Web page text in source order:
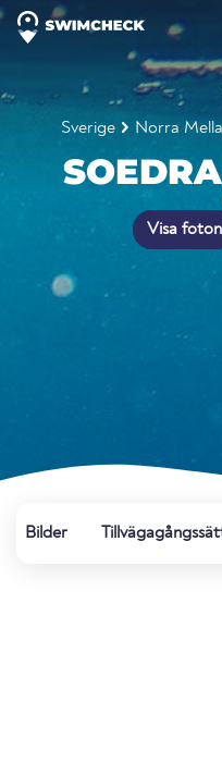
Sverige Norra
Visa foton
Bilder